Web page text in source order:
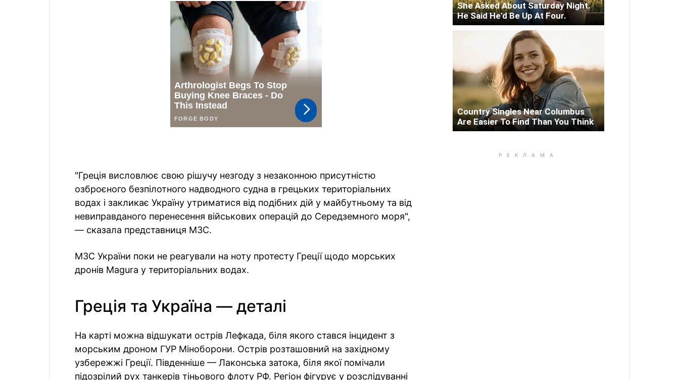
"Греція висловлює свою рішучу незгоду з незаконною присутністю
озброєного безпілотного надводного судна в грецьких територіальних
водах і закликає Україну утриматися від подібних дій у майбутньому та від
невиправданого перенесення військових операцій до Середземного моря",
— сказала представниця МЗС.
МЗС України поки не реагували на ноту протесту Греції щодо морських
дронів Magura у територіальних водах.
Греція та Україна — деталі
На карті можна відшукати острів Лефкада, біля якого стався інцидент з
морським дроном ГУР Міноборони. Острів розташовний на західному
узбережжі Греції. Південніше — Лаконська затока, біля якої помічали
підозрілий рух танкерів тіньового флоту РФ. Регіон фігурує у розслідуванні
She Asked About Saturday Night.
He Said He'd Be Up At Four.
Country Singles Near Columbus
Are Easier To Find Than You Think